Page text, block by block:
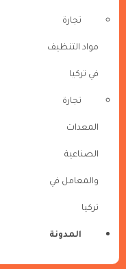
تجارة
مواد التنظيف
في تركيا
تجارة
المعدات
الصناعية
والمعامل في
تركيا
المدونة